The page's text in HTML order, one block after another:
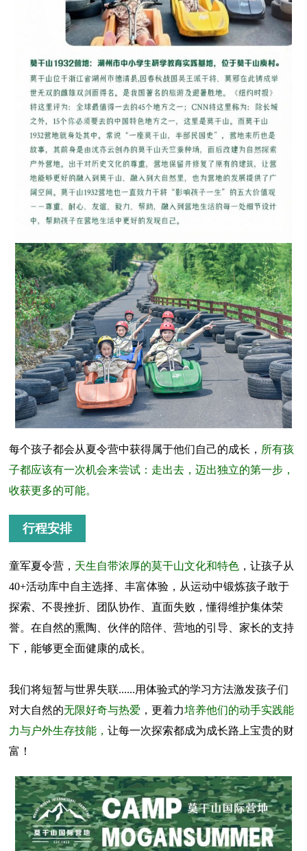
每个孩子都会从夏令营中获得属于他们自己的成长， 所有孩
子都应该有一次机会来尝试：走出去，迈出独立的第一步，
收获更多的可能。
行程安排
童军夏令营， 天生自带浓厚的莫干山文化和特色 ，让孩子从
40+活动库中自主选择、丰富体验，从运动中锻炼孩子敢于
探索、不畏挫折、团队协作、直面失败，懂得维护集体荣
誉。在自然的熏陶、伙伴的陪伴、营地的引导、家长的支持
下，能够更全面健康的成长。
我们将短暂与世界失联......用体验式的学习方法激发孩子们
对大自然的无限好奇与热爱 ，更着力培养他们的动手实践能
力与户外生存技能，让每一次探索都成为成长路上宝贵的财
富！